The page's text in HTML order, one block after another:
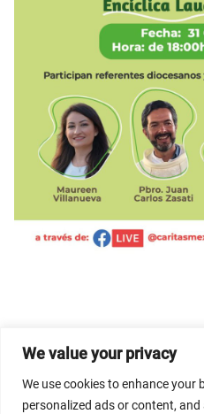
We value your privacy
We use cookies to enhance your
personalized ads or content,
© 2026 Dicastery for
Development: Home Banner
News/Media.